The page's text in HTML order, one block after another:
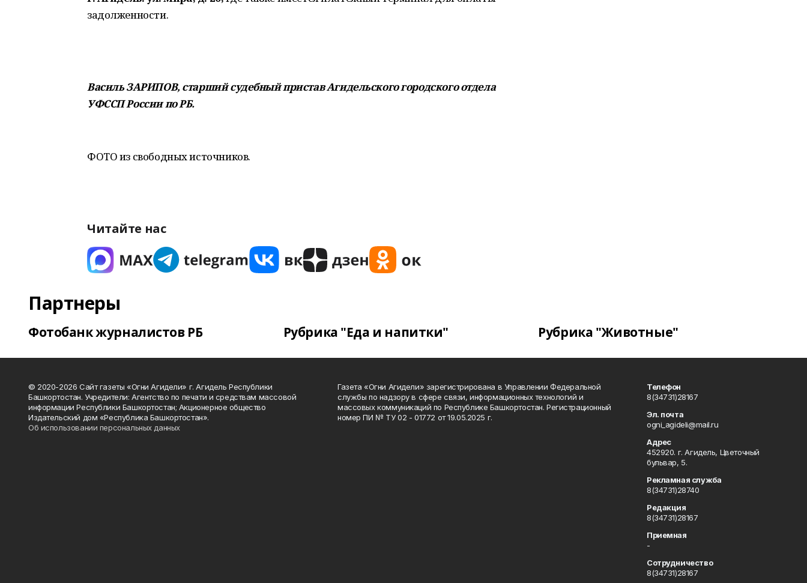
задолженности.
Василь ЗАРИПОВ, старший судебный пристав Агидельского городского отдела
УФССП России по РБ.
ФОТО из свободных источников.
Читайте нас
Партнеры
Фотобанк журналистов РБ Рубрика "Еда и напитки" Рубрика "Животные"
© 2020-2026 Сайт газеты «Огни Агидели» г. Агидель Республики
Башкортостан. Учредители: Агентство по печати и средствам массовой
информации Республики Башкортостан; Акционерное общество
Издательский дом «Республика Башкортостан».
Об использовании персональных данных
Газета «Огни Агидели» зарегистрирована в Управлении Федеральной
службы по надзору в сфере связи, информационных технологий и
массовых коммуникаций по Республике Башкортостан. Регистрационный
номер ПИ № ТУ 02 - 01772 от 19.05.2025 г.
Телефон
8(34731)28167
Эл. почта
ogni_agideli@mail.ru
Адрес
452920. г. Агидель, Цветочный
бульвар, 5.
Рекламная служба
8(34731)28740
Редакция
8(34731)28167
Приемная
-
Сотрудничество
8(34731)28167